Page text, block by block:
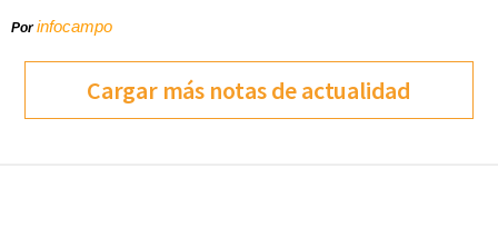
Porinfocampo
Cargar más notas de actualidad